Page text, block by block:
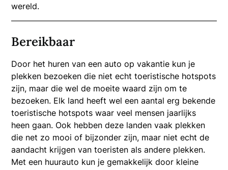
wereld.
Bereikbaar
Door het huren van een auto op vakantie kun je
plekken bezoeken die niet echt toeristische hotspots
zijn, maar die wel de moeite waard zijn om te
bezoeken. Elk land heeft wel een aantal erg bekende
toeristische hotspots waar veel mensen jaarlijks
heen gaan. Ook hebben deze landen vaak plekken
die net zo mooi of bijzonder zijn, maar niet echt de
aandacht krijgen van toeristen als andere plekken.
Met een huurauto kun je gemakkelijk door kleine